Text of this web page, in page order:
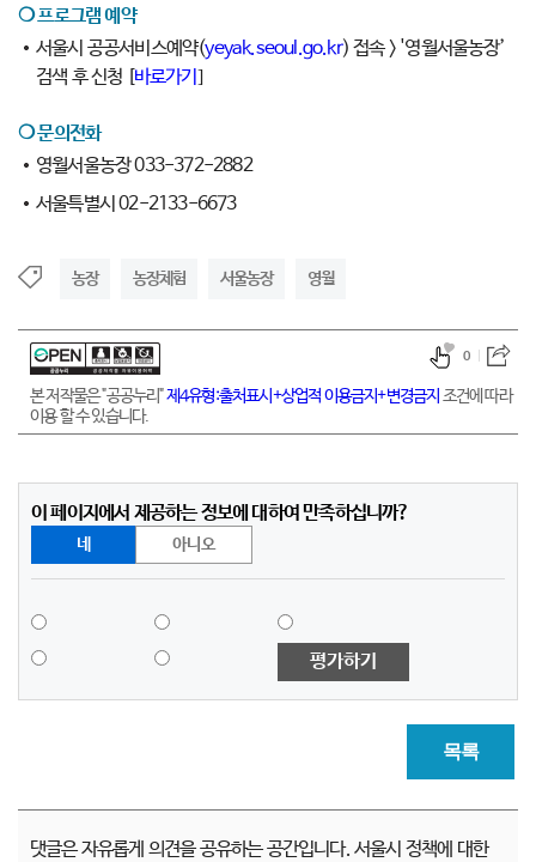
❍프로그램 예약
서울시 공공서비스예약(yeyak.seoul.go.kr) 접속 > '영월서울농장’
검색 후 신청 [바로가기 ]
❍ 문의전화
영월서울농장 033-372-2882
서울특별시 02-2133-6673
농장 농장체험 서울농장 영월
본 저작물은 "공공누리"제4유형:출처표시+상업적 이용금지+변경금지 조건에 따라
이용 할 수 있습니다.
0
이 페이지에서 제공하는 정보에 대하여 만족하십니까?
네 아니오
평가하기
목록
댓글은 자유롭게 의견을 공유하는 공간입니다. 서울시 정책에 대한